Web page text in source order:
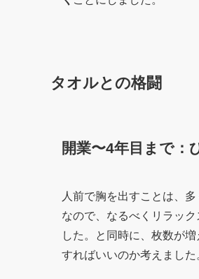
タオルとの格闘
開業〜4年目まで：
人前で胸を出すことは、
なので、なるべくリラッ
した。と同時に、枚数が
すればいいのか考えました